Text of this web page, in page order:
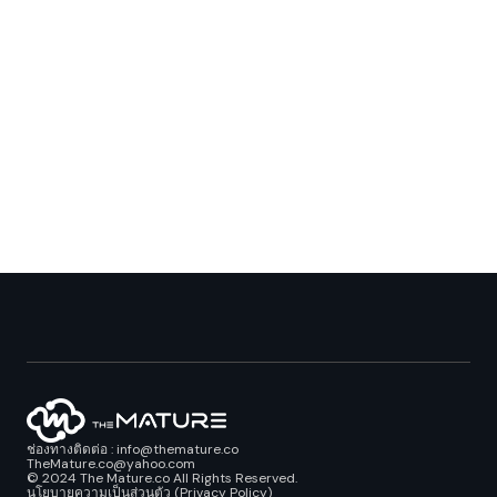
ช่องทางติดต่อ : info@themature.co
TheMature.co@yahoo.com
© 2024 The Mature.co All Rights Reserved.
นโยบายความเป็นส่วนตัว (Privacy Policy)